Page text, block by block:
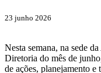
23 junho 2026
Nesta semana, na sede
Diretoria do mês de
de ações, planejamento e